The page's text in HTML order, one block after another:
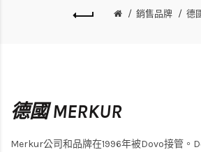
銷售品牌 德
德國 MERKUR
Merkur公司和品牌在1996年被Dovo接管。